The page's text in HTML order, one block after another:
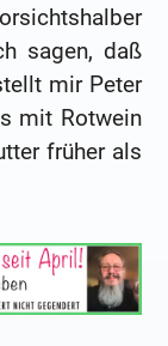
sagen, daß
mir Peter
mit Rotwein
früher als